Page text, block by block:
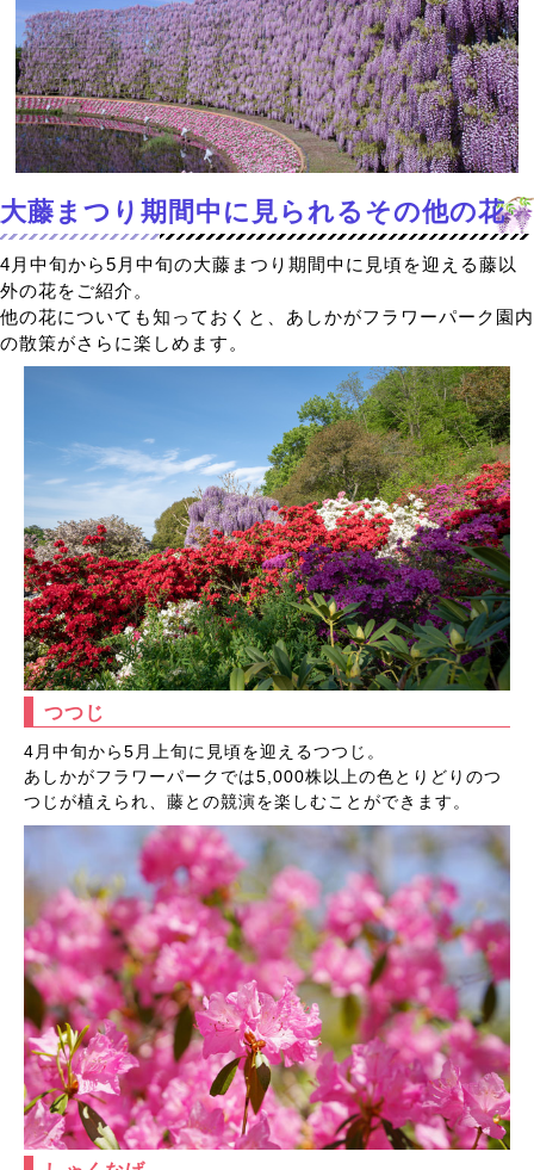
大藤まつり期間中に見られるその他の花
4月中旬から5月中旬の大藤まつり期間中に見頃を迎える藤以
外の花をご紹介。
他の花についても知っておくと、あしかがフラワーパーク園内
の散策がさらに楽しめます。
つつじ
4月中旬から5月上旬に見頃を迎えるつつじ。
あしかがフラワーパークでは5,000株以上の色とりどりのつ
つじが植えられ、藤との競演を楽しむことができます。